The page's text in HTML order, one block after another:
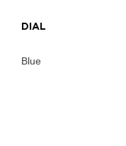
DIAL
Blue